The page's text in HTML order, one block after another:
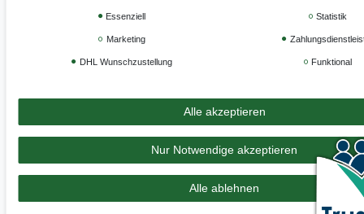
Essenziell Statistik
Marketing
DHL Wunschzustellung Funktional
Alle akzeptieren
Nur Notwendige akzeptieren
Alle ablehnen